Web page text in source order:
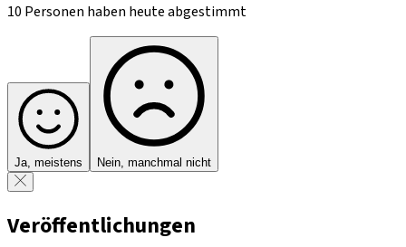
10 Personen haben heute abgestimmt
Ja, meistens Nein, manchmal nicht
Veröffentlichungen